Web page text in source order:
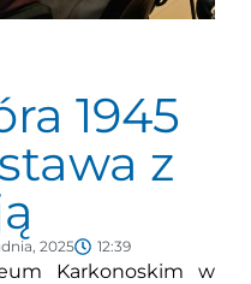
1945
z
2025 12:39
Karkonoskim w